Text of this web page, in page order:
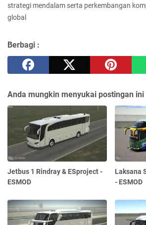
strategi mendalam serta perkembangan
global
Berbagi :
Anda mungkin menyukai postingan ini
Jetbus 1 Rindray & ESproject -
ESMOD
Laksana
- ESMOD